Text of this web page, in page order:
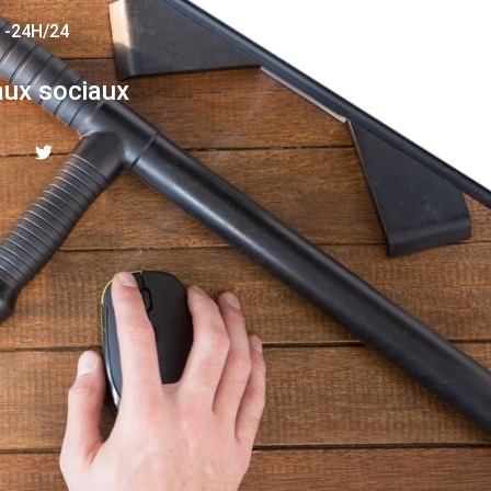
-24H/24
sociaux